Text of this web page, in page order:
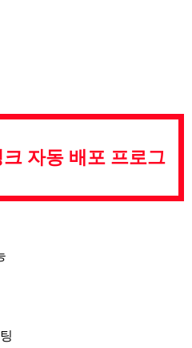
자동 배포 프로그